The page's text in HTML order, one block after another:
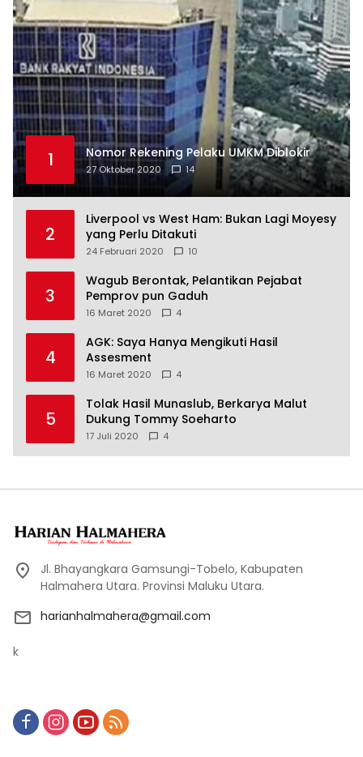
1 Nomor Rekening Pelaku UMKM Diblokir
27 Oktober 2020 14
2
Liverpool vs West Ham: Bukan Lagi Moyesy
yang Perlu Ditakuti
24 Februari 2020 10
3
Wagub Berontak, Pelantikan Pejabat
Pemprov pun Gaduh
16 Maret 2020 4
4
AGK: Saya Hanya Mengikuti Hasil
Assesment
16 Maret 2020 4
5
Tolak Hasil Munaslub, Berkarya Malut
Dukung Tommy Soeharto
17 Juli 2020 4
Jl. Bhayangkara Gamsungi-Tobelo, Kabupaten
Halmahera Utara. Provinsi Maluku Utara.
harianhalmahera@gmail.com
k